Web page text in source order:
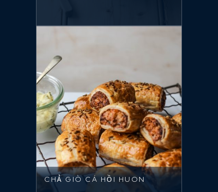
CHẢ GIÒ CÁ HỒI HUON